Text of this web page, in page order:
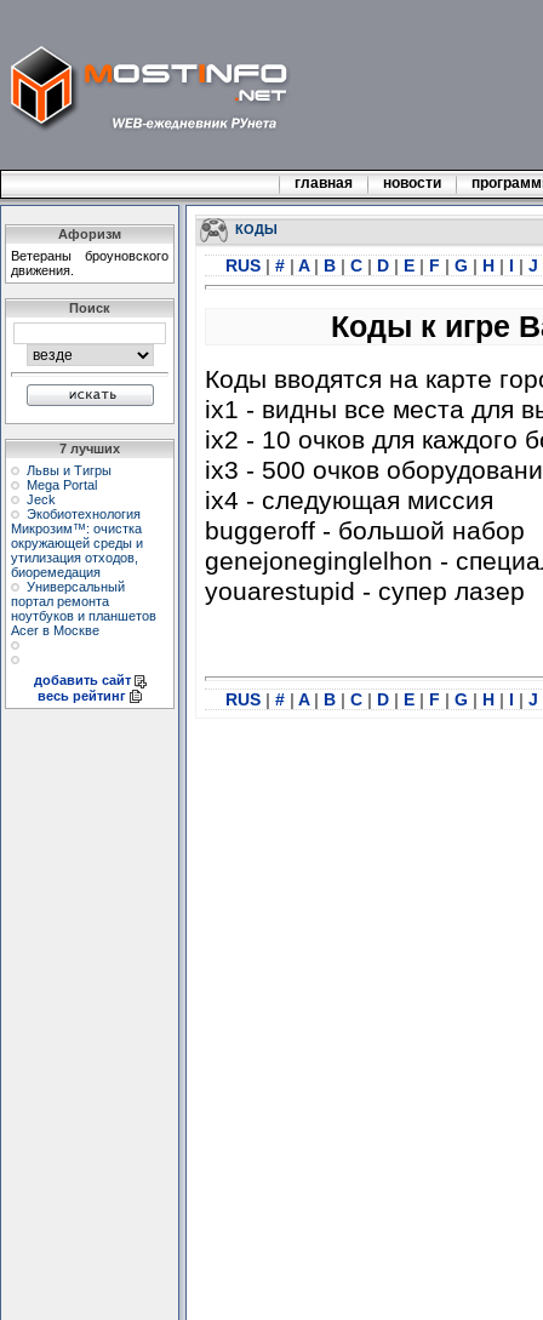
главная новости
Афоризм
Ветераны броуновского
движения.
Поиск
7 лучших
Львы и Тигры
Mega Portal
Jeck
Экобиотехнология
Микрозим™: очистка
окружающей среды и
утилизация отходов,
биоремедация
Универсальный
портал ремонта
ноутбуков и планшетов
Acer в Москве
добавить сайт
весь рейтинг
КОДЫ
RUS | # | A | B | C | D | E | F | G | H | I | J
Коды к игре
Коды вводятся на карте
ix1 - видны все места для
ix2 - 10 очков для каждого
ix3 - 500 очков
ix4 - следующая миссия
buggeroff - большой набор
genejoneginglelhon -
youarestupid - супер лазер
RUS | # | A | B | C | D | E | F | G | H | I | J